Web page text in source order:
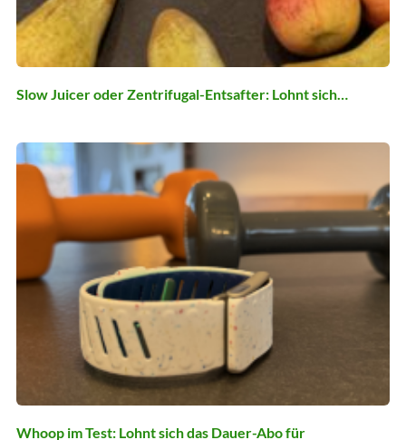
Slow Juicer oder Zentrifugal-Entsafter: Lohnt sich…
Whoop im Test: Lohnt sich das Dauer-Abo für